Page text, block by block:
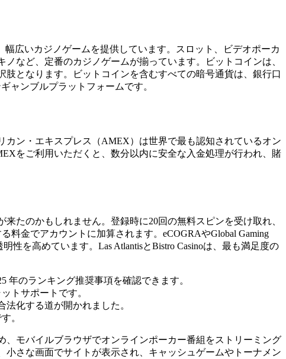
広いカジノゲームを提供しています。スロット、ビデオポーカ
など、定番のカジノゲームが揃っています。ビットコインは、
となります。ビットコインを含むすべての暗号通貨は、銀行口
ャンブルプラットフォームです。
ン・エキスプレス（AMEX）は世界で最も認知されているオン
をご利用いただくと、数分以内に安全な入金処理が行われ、賭
たのかもしれません。登録時に20回の無料スピンを受け取れ、
料金でアカウントに加算されます。eCOGRAやGlobal Gaming
性を高めています。Las AtlantisとBistro Casinoは、最も満足度の
年のランキング推奨事項を確認できます。
トサポートです。
化する道が開かれました。
。
、モバイルブラウザでオンラインポーカー番組をストリーミング
小さな画面でサイトが表示され、キャッシュゲームやトーナメン